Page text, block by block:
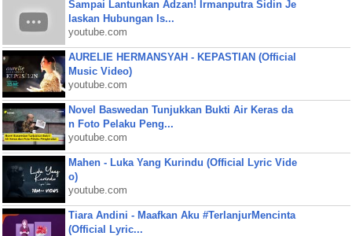
Sampai Lantunkan Adzan! Irmanputra Sidin Je
laskan Hubungan Is...
youtube.com
AURELIE HERMANSYAH - KEPASTIAN (Official
Music Video)
youtube.com
Novel Baswedan Tunjukkan Bukti Air Keras da
n Foto Pelaku Peng...
youtube.com
Mahen - Luka Yang Kurindu (Official Lyric Vide
o)
youtube.com
Tiara Andini - Maafkan Aku #TerlanjurMencinta
(Official Lyric...